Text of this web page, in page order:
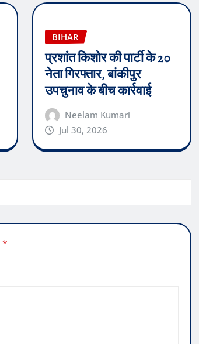
BIHAR
प्रशांत किशोर की पार्टी के 20
नेता गिरफ्तार, बांकीपुर
उपचुनाव के बीच कार्रवाई
Neelam Kumari
Jul 30, 2026
*